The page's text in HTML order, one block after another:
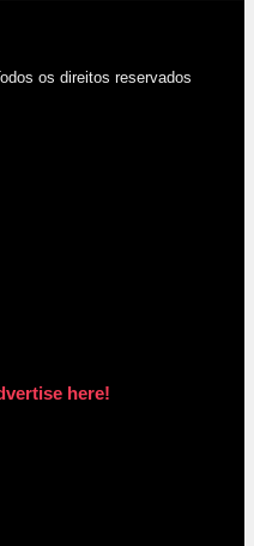
os direitos reservados
here!